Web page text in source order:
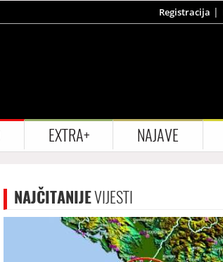
Registracija
EXTRA+ NAJAVE
NAJČITANIJEVIJESTI